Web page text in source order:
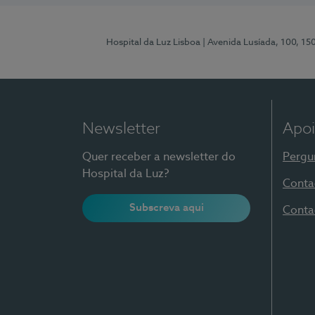
Hospital da Luz Lisboa | Avenida Lusíada, 100,
Newsletter
Quer receber a newsletter do
Hospital da Luz?
Subscreva aqui